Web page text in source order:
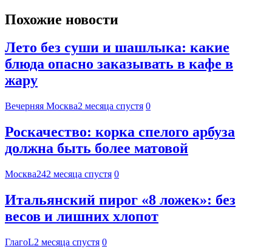
Похожие новости
Лето без суши и шашлыка: какие
блюда опасно заказывать в кафе в
жару
Вечерняя Москва2 месяца спустя 0
Роскачество: корка спелого арбуза
должна быть более матовой
Москва242 месяца спустя 0
Итальянский пирог «8 ложек»: без
весов и лишних хлопот
ГлагоL2 месяца спустя 0